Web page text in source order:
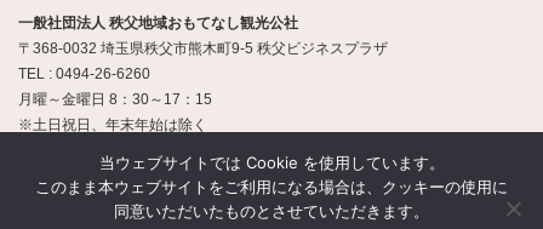
一般社団法人 秩父地域おもてなし観光公社
〒368-0032 埼玉県秩父市熊木町9-5 秩父ビジネスプラザ
TEL : 0494-26-6260
月曜～金曜日 8：30～17：15
※土日祝日、年末年始は除く
© 一般社団法人 秩父地域おもてなし観光公社
当ウェブサイトでは Cookie を使用しています。
このまま本ウェブサイトをご利用になる場合は、クッキーの使用に
同意いただいたものとさせていただきます。